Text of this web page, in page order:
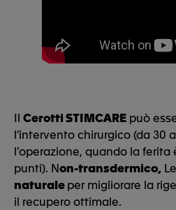
Il Cerotti STIMCARE può
l'intervento chirurgico (da 30
l'operazione, quando la ferita
punti). Non-transdermico,
naturaleper migliorare la
il recupero ottimale.